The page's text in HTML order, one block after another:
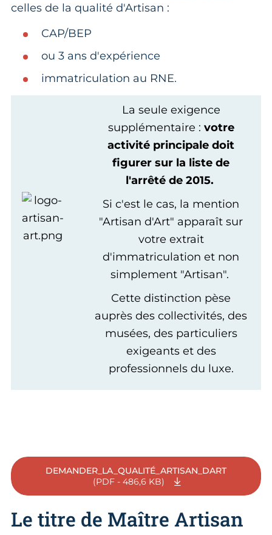
celles de la qualité d'Artisan :
CAP/BEP
ou 3 ans d'expérience
immatriculation au RNE.
La seule exigence
supplémentaire : votre
activité principale doit
figurer sur la liste de
l'arrêté de 2015.
Si c'est le cas, la mention
"Artisan d'Art" apparaît sur
votre extrait
d'immatriculation et non
simplement "Artisan".
Cette distinction pèse
auprès des collectivités, des
musées, des particuliers
exigeants et des
professionnels du luxe.
DEMANDER_LA_QUALITÉ_ARTISAN_DART
(PDF - 486,6 KB)
Le titre de Maître Artisan